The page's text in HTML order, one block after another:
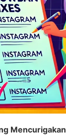
Mencurigakan